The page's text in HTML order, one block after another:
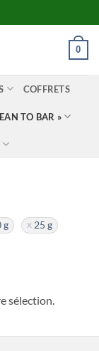
0
COFFRETS
TO BAR »
g
25 g
sélection.